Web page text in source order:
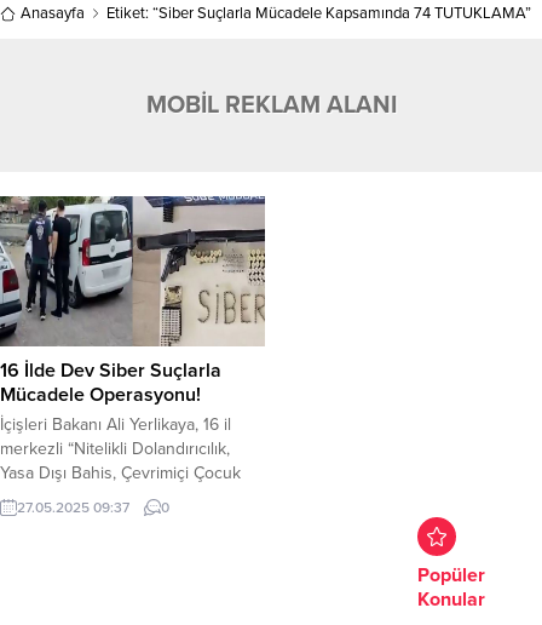
Anasayfa Etiket: “Siber Suçlarla Mücadele Kapsamında 74 TUTUKLAMA”
MOBİL REKLAM ALANI
16 İlde Dev Siber Suçlarla
Mücadele Operasyonu!
İçişleri Bakanı Ali Yerlikaya, 16 il
merkezli “Nitelikli Dolandırıcılık,
Yasa Dışı Bahis, Çevrimiçi Çocuk
Müstehcenliği ve Tacizi, Nitelikli
Hırsızlık, Bilişim Sistemlerine
27.05.2025 09:37 0
Popüler
Konular